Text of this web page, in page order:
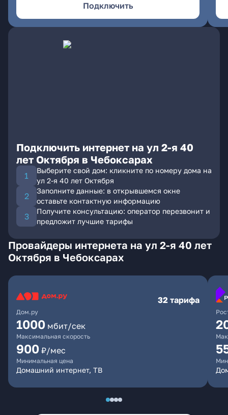
Подключить
Подключить интернет на ул 2-я 40
лет Октября в Чебоксарах
Выберите свой дом: кликните по номеру дома на
ул 2-я 40 лет Октября
Заполните данные: в открывшемся окне
оставьте контактную информацию
Получите консультацию: оператор перезвонит и
предложит лучшие тарифы
Провайдеры интернета на ул 2-я 40 лет
Октября в Чебоксарах
Дом.ру
32 тарифа
1000 мбит/сек
Максимальная скорость
900 ₽/мес
Минимальная цена
Домашний интернет, ТВ